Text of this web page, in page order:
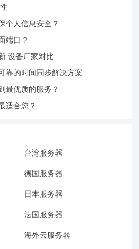
个人信息安全？
端口？
设备厂家对比
靠的时间同步解决方案
最优质的服务？
适合您？
台湾服务器
德国服务器
日本服务器
法国服务器
海外云服务器